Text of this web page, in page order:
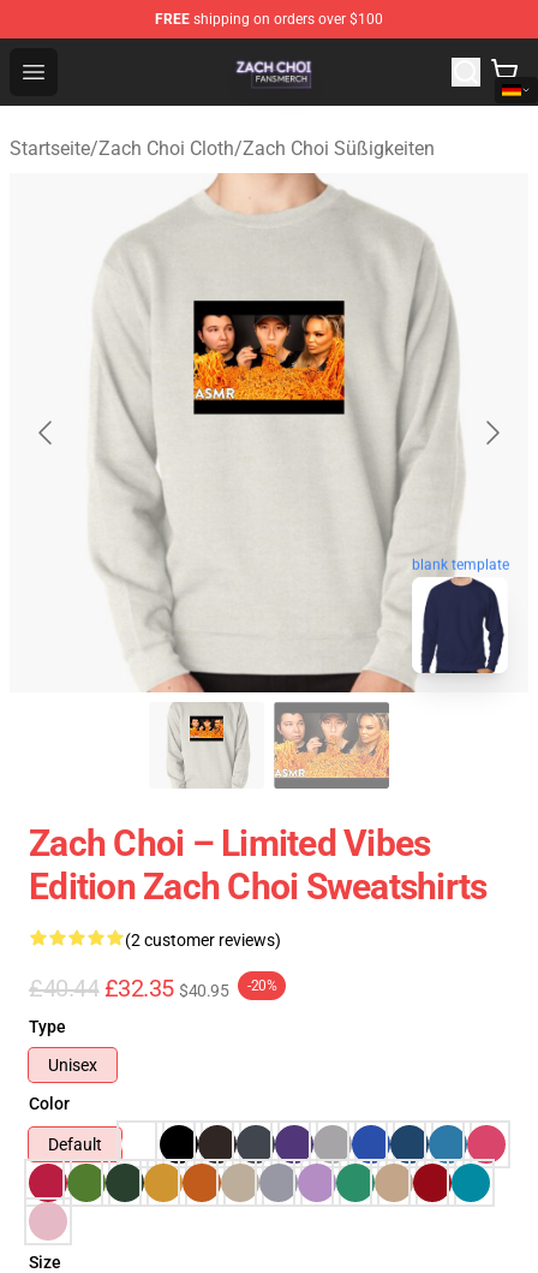
FREE shipping on orders over $100
Open menu
Zach Choi Shop - Official Zach Choi Merchandise Store
Startseite/Zach Choi Cloth/Zach Choi Süßigkeiten
blank template
Zach Choi – Limited Vibes
Edition Zach Choi Sweatshirts
(2 customer reviews)
£40.44 £32.35 $40.95 -20%
Type
Unisex
Color
Default
Size